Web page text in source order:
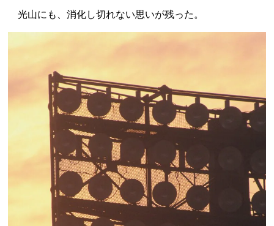
光山にも、消化し切れない思いが残った。